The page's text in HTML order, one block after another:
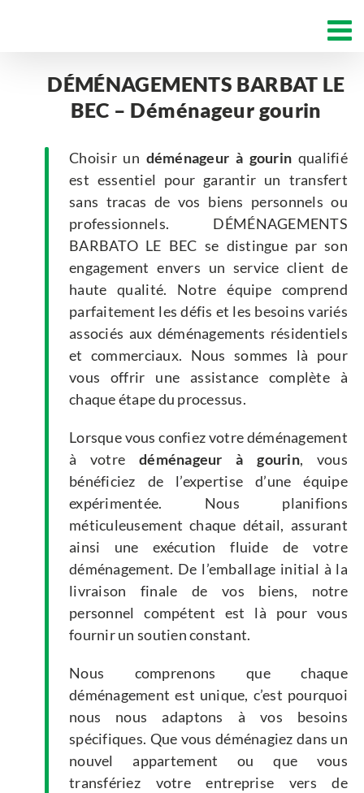
DÉMÉNAGEMENTS BARBAT LE
BEC – Déménageur gourin
Choisir un déménageur à gourin qualifié
est essentiel pour garantir un transfert
sans tracas de vos biens personnels ou
professionnels. DÉMÉNAGEMENTS
BARBATO LE BEC se distingue par son
engagement envers un service client de
haute qualité. Notre équipe comprend
parfaitement les défis et les besoins variés
associés aux déménagements résidentiels
et commerciaux. Nous sommes là pour
vous offrir une assistance complète à
chaque étape du processus.
Lorsque vous confiez votre déménagement
à votre déménageur à gourin, vous
bénéficiez de l’expertise d’une équipe
expérimentée. Nous planifions
méticuleusement chaque détail, assurant
ainsi une exécution fluide de votre
déménagement. De l’emballage initial à la
livraison finale de vos biens, notre
personnel compétent est là pour vous
fournir un soutien constant.
Nous comprenons que chaque
déménagement est unique, c’est pourquoi
nous nous adaptons à vos besoins
spécifiques. Que vous déménagiez dans un
nouvel appartement ou que vous
transfériez votre entreprise vers de